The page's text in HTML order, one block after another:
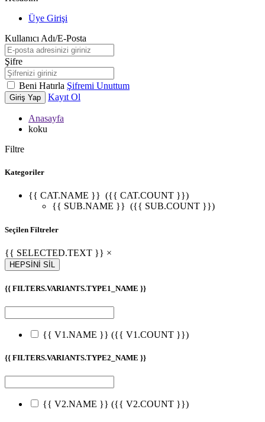
Üye Girişi
Kullanıcı Adı/E-Posta
Şifre
Beni Hatırla Şifremi Unuttum
Giriş Yap Kayıt Ol
Anasayfa
koku
Filtre
Kategoriler
{{ CAT.NAME }} ({{ CAT.COUNT }})
{{ SUB.NAME }} ({{ SUB.COUNT }})
Seçilen Filtreler
{{ SELECTED.TEXT }} ×
HEPSİNİ SİL
{{ FILTERS.VARIANTS.TYPE1_NAME }}
{{ V1.NAME }} ({{ V1.COUNT }})
{{ FILTERS.VARIANTS.TYPE2_NAME }}
{{ V2.NAME }} ({{ V2.COUNT }})